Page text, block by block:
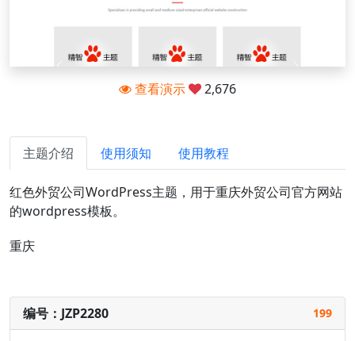
查看演示 2,676
主题介绍 使用须知 使用教程
红色外贸公司WordPress主题，用于重庆外贸公司官方网站
的wordpress模板。
重庆
编号：JZP2280 199